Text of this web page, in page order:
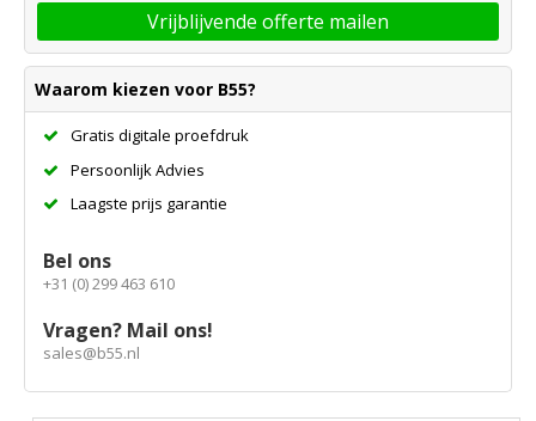
Vrijblijvende offerte mailen
Waarom kiezen voor B55?
Gratis digitale proefdruk
Persoonlijk Advies
Laagste prijs garantie
Bel ons
+31 (0) 299 463 610
Vragen? Mail ons!
sales@b55.nl